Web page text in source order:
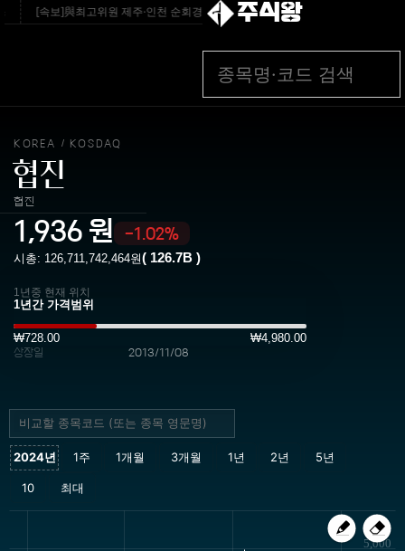
[속보]與최고위원 제주·인천 순회경선…박선원·최민희·서미화·한민수·김용 순 -
주식왕
KOREA / KOSDAQ
협진
협진
1,936원 -1.02%
시총: 126,711,742,464원( 126.7B )
1년중 현재 위치
₩728.00 ₩4,980.00
상장일 2013/11/08
5,000